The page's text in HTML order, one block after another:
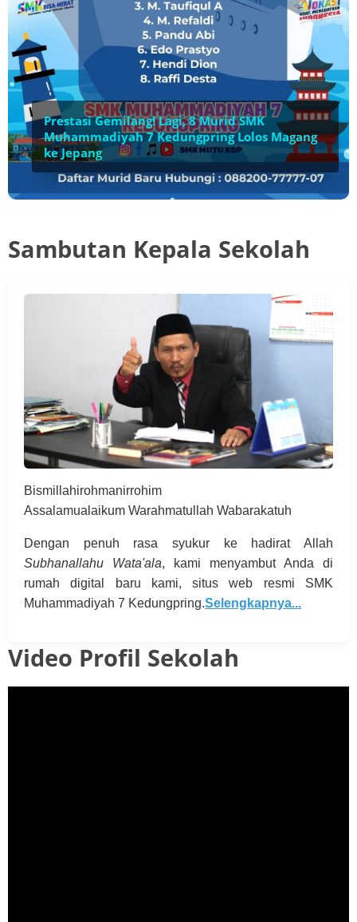
Prestasi Gemilang! Lagi, 8 Murid SMK
Muhammadiyah 7 Kedungpring Lolos Magang
ke Jepang
Sambutan Kepala Sekolah
Bismillahirohmanirrohim
Assalamualaikum Warahmatullah Wabarakatuh
Dengan penuh rasa syukur ke hadirat Allah
Subhanallahu Wata'ala, kami menyambut Anda di
rumah digital baru kami, situs web resmi SMK
Muhammadiyah 7 Kedungpring.Selengkapnya...
Video Profil Sekolah